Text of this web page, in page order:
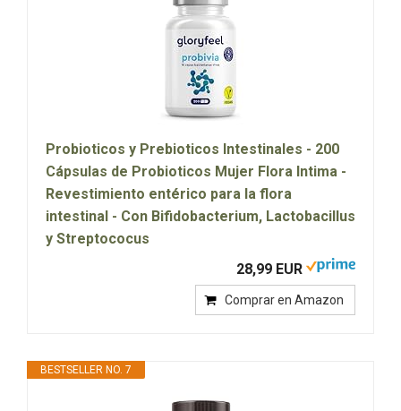
Probioticos y Prebioticos Intestinales - 200
Cápsulas de Probioticos Mujer Flora Intima -
Revestimiento entérico para la flora
intestinal - Con Bifidobacterium, Lactobacillus
y Streptococus
28,99 EUR
Comprar en Amazon
BESTSELLER NO. 7